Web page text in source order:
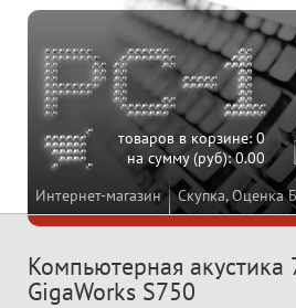
Интернет-магазин Скупка, Оценка
товаров в корзине:0
на сумму (руб):0.00
Компьютерная акустика
GigaWorks S750